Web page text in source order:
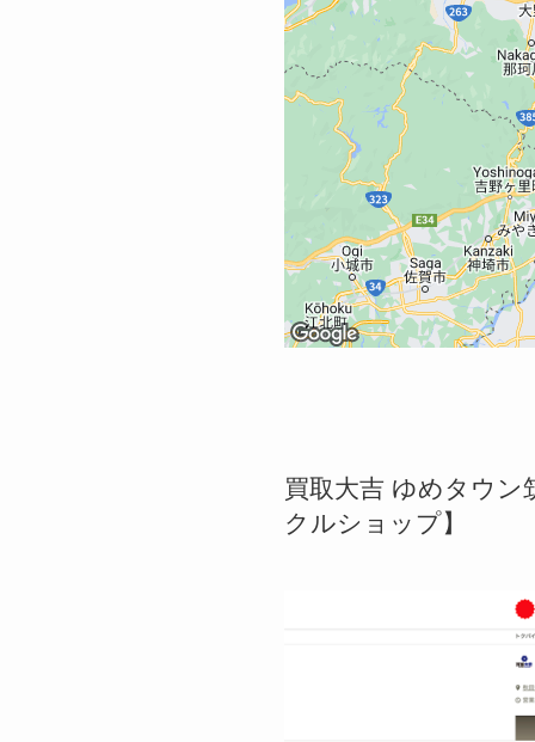
買取大吉 ゆめタウン
クルショップ】